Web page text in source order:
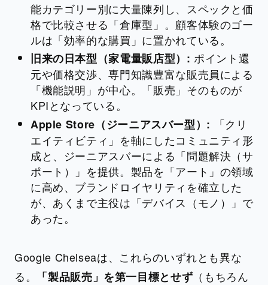
能カテゴリー別に大量陳列し、スペックと価
格で比較させる「倉庫型」。顧客体験のゴー
ルは「効率的な購買」に置かれている。
旧来の日本型（家電量販店型）: ポイント還
元や価格交渉、専門知識豊富な販売員による
「機能説明」が中心。「販売」そのものが
KPIとなっている。
Apple Store（ジーニアスバー型）: 「クリ
エイティビティ」を軸にしたコミュニティ形
成と、ジーニアスバーによる「問題解決（サ
ポート）」を提供。製品を「アート」の領域
に高め、ブランドロイヤリティを確立した
が、あくまで主役は「デバイス（モノ）」で
あった。
Google Chelseaは、これらのいずれとも異な
る。
「製品販売」を第一目標とせず（もちろん